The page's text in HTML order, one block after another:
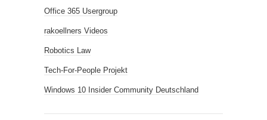
Office 365 Usergroup
rakoellners Videos
Robotics Law
Tech-For-People Projekt
Windows 10 Insider Community Deutschland